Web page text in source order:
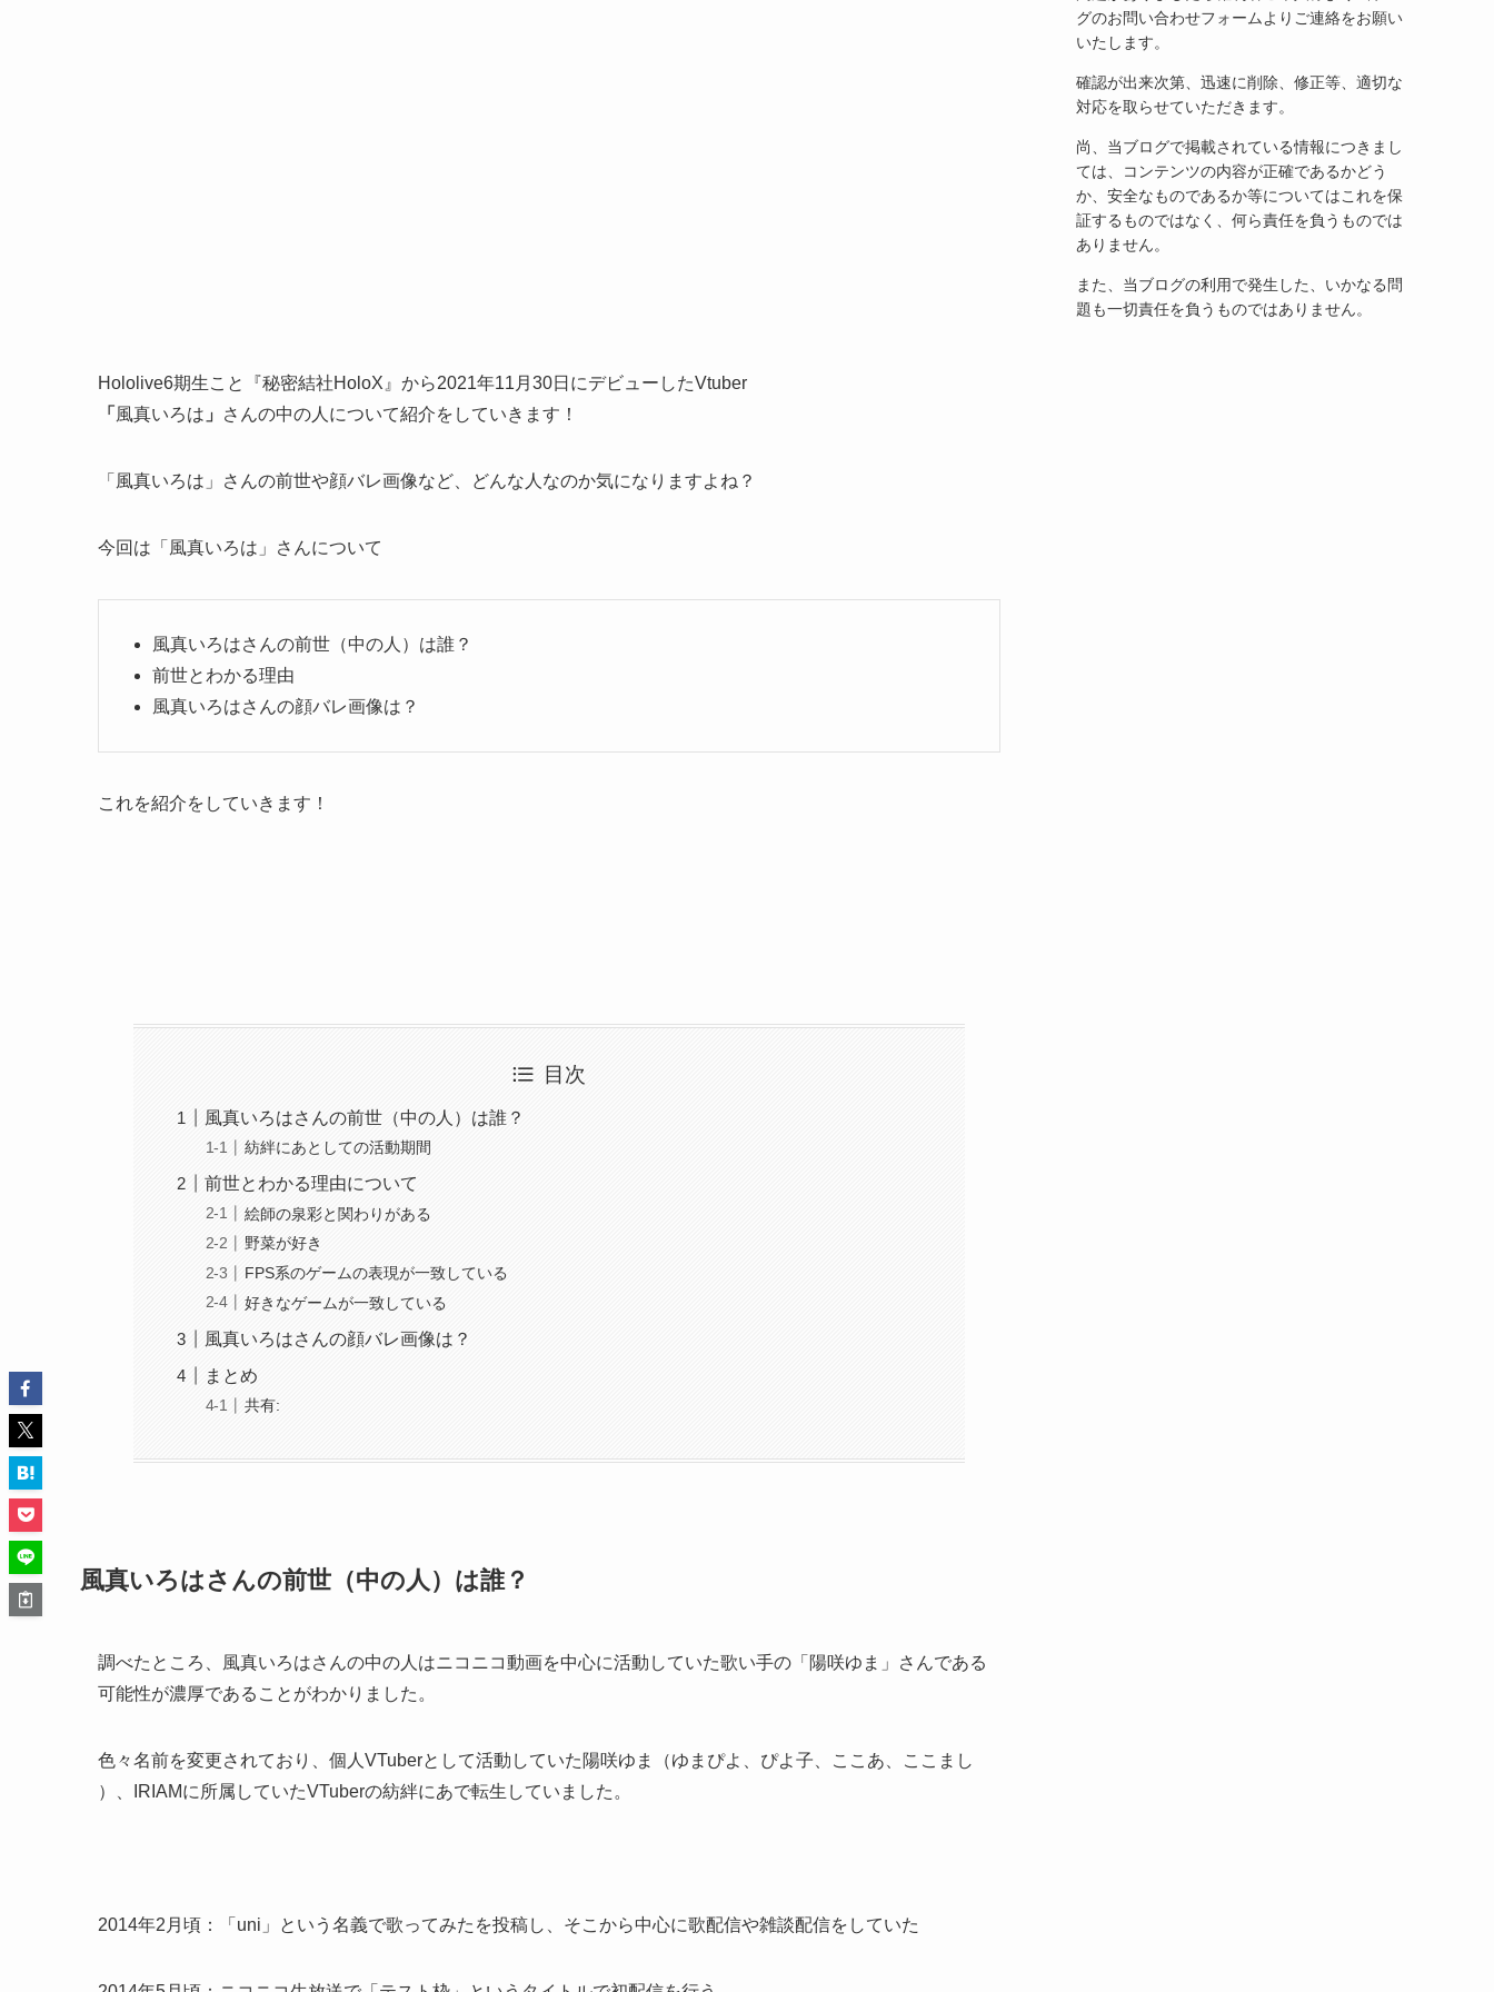
Hololive6期生こと『秘密結社HoloX』から2021年11月30日にデビューしたVtuber
「 風真いろは 」 さんの中の人について紹介をしていきます！
「風真いろは」さんの前世や顔バレ画像など、どんな人なのか気になりますよね？
今回は「風真いろは」さんについて
風真いろはさんの前世（中の人）は誰？
前世とわかる理由
風真いろはさんの顔バレ画像は？
これを紹介をしていきます！
目次
風真いろはさんの前世（中の人）は誰？
紡絆にあとしての活動期間
前世とわかる理由について
絵師の泉彩と関わりがある
野菜が好き
FPS系のゲームの表現が一致している
好きなゲームが一致している
風真いろはさんの顔バレ画像は？
まとめ
共有:
風真いろはさんの前世（中の人）は誰？
調べたところ、風真いろはさんの中の人はニコニコ動画を中心に活動していた歌い手の「陽咲ゆま」さんである
可能性が濃厚であることがわかりました。
色々名前を変更されており、個人VTuberとして活動していた陽咲ゆま（ゆまぴよ、ぴよ子、ここあ、ここまし
）、IRIAMに所属していたVTuberの紡絆にあで転生していました。
2014年2月頃：「uni」という名義で歌ってみたを投稿し、そこから中心に歌配信や雑談配信をしていた
グのお問い合わせフォームよりご連絡をお願い
いたします。
確認が出来次第、迅速に削除、修正等、適切な
対応を取らせていただきます。
尚、当ブログで掲載されている情報につきまし
ては、コンテンツの内容が正確であるかどう
か、安全なものであるか等についてはこれを保
証するものではなく、何ら責任を負うものでは
ありません。
また、当ブログの利用で発生した、いかなる問
題も一切責任を負うものではありません。